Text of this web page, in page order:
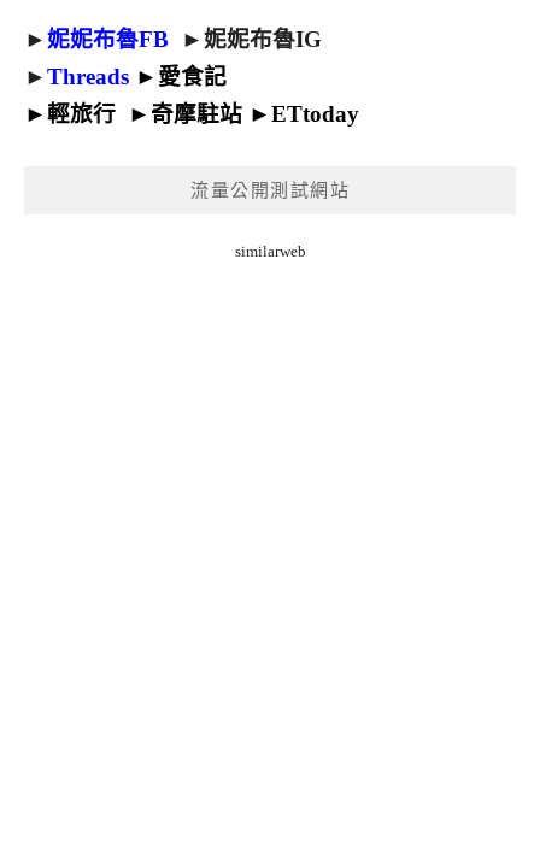
►妮妮布魯FB ►妮妮布魯IG
►Threads ► 愛食記
►輕旅行 ► 奇摩駐站 ►ETtoday
流量公開測試網站
similarweb